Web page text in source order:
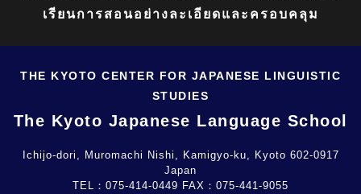
เรียนการสอนอย่างละเอียดและครอบคลุม
THE KYOTO CENTER FOR JAPANESE LINGUISTIC
STUDIES
The Kyoto Japanese Language School
Ichijo-dori, Muromachi Nishi, Kamigyo-ku, Kyoto 602-0917
Japan
TEL： 075-414-0449 FAX： 075-441-9055